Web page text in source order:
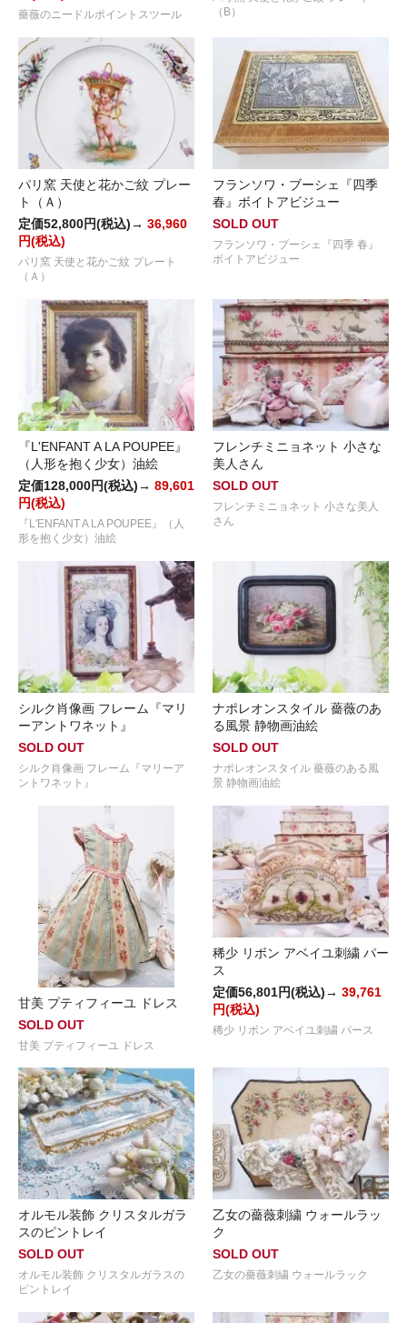
薔薇のニードルポイントスツール
（B）
パリ窯 天使と花かご紋 プレー
ト（Ａ）
定価52,800円(税込)→ 36,960
円(税込)
パリ窯 天使と花かご紋 プレート
（Ａ）
フランソワ・ブーシェ『四季
春』ボイトアビジュー
SOLD OUT
フランソワ・ブーシェ『四季 春』
ボイトアビジュー
『L'ENFANT A LA POUPEE』
（人形を抱く少女）油絵
定価128,000円(税込)→ 89,601
円(税込)
『L'ENFANT A LA POUPEE』（人
形を抱く少女）油絵
フレンチミニョネット 小さな
美人さん
SOLD OUT
フレンチミニョネット 小さな美人
さん
シルク肖像画 フレーム『マリ
ーアントワネット』
SOLD OUT
シルク肖像画 フレーム『マリーア
ントワネット』
ナポレオンスタイル 薔薇のあ
る風景 静物画油絵
SOLD OUT
ナポレオンスタイル 薔薇のある風
景 静物画油絵
甘美 プティフィーユ ドレス
SOLD OUT
甘美 プティフィーユ ドレス
稀少 リボン アベイユ刺繍 パー
ス
定価56,801円(税込)→ 39,761
円(税込)
稀少 リボン アベイユ刺繍 パース
オルモル装飾 クリスタルガラ
スのピントレイ
SOLD OUT
オルモル装飾 クリスタルガラスの
ピントレイ
乙女の薔薇刺繍 ウォールラッ
ク
SOLD OUT
乙女の薔薇刺繍 ウォールラック